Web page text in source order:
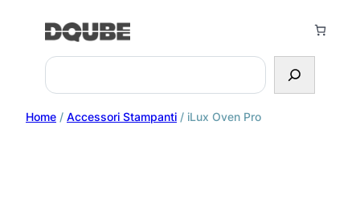
Search
Home / Accessori Stampanti / iLux Oven Pro